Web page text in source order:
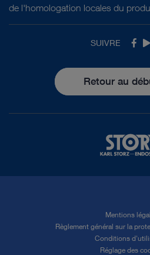
de l'homologation locales du
SUIVRE
Retour au
Mentions
Règlement général sur la
Conditions
Réglage des